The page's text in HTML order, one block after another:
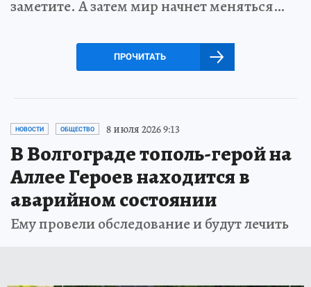
заметите. А затем мир начнет меняться…
ПРОЧИТАТЬ
НОВОСТИ ОБЩЕСТВО 8 июля 2026 9:13
В Волгограде тополь-герой на
Аллее Героев находится в
аварийном состоянии
Ему провели обследование и будут лечить